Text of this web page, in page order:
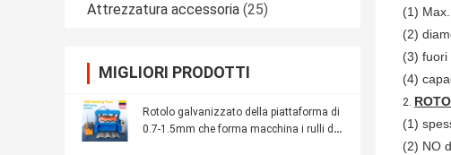
Attrezzatura accessoria (25)
MIGLIORI PRODOTTI
Rotolo galvanizzato della piattaforma di
0.7-1.5mm che forma macchina i rulli di
(1)
(2)
(3) fuori
(4)
2.
(1)
(2) NO